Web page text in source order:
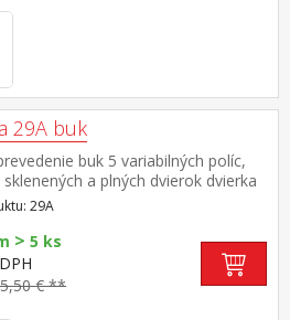
29A buk
buk 5 variabilných políc,
sklenených a plných dvierok dvierka
ku knižnici dokúpiť
29A
> 5 ks
€ **